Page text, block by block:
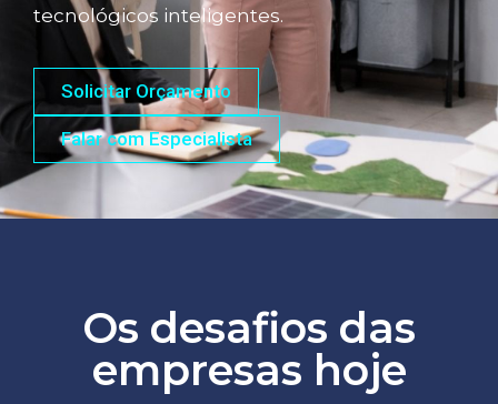
tecnológicos inteligentes.
Solicitar Orçamento
Falar com Especialista
Os desafios das
empresas hoje